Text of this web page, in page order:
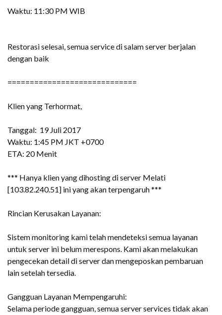
Waktu: 11:30 PM WIB
Restorasi selesai, semua service di salam server berjalan
dengan baik
=============================
Klien yang Terhormat,
Tanggal: 19 Juli 2017
Waktu: 1:45 PM JKT +0700
ETA: 20 Menit
*** Hanya klien yang dihosting di server Melati
[103.82.240.51] ini yang akan terpengaruh ***
Rincian Kerusakan Layanan:
Sistem monitoring kami telah mendeteksi semua layanan
untuk server ini belum merespons. Kami akan melakukan
pengecekan detail di server dan mengeposkan pembaruan
lain setelah tersedia.
Gangguan Layanan Mempengaruhi:
Selama periode gangguan, semua server services tidak akan